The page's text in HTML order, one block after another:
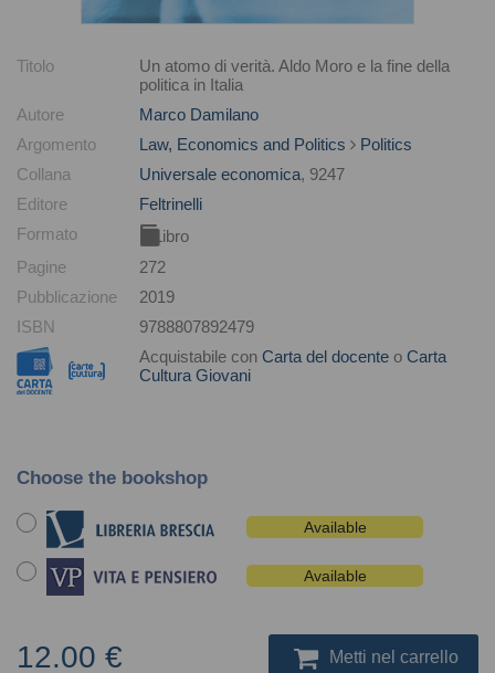
Titolo
Un atomo di verità. Aldo Moro e la fine della
politica in Italia
Autore
Marco Damilano
Argomento
Law, Economics and Politics
Politics
Collana
Universale economica, 9247
Editore
Feltrinelli
Formato
Libro
Pagine
272
Pubblicazione
2019
ISBN
9788807892479
Acquistabile con Carta del docente o Carta
Cultura Giovani
Choose the bookshop
Available
Available
12.00 € Metti nel carrello